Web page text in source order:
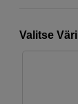
Valitse Väri